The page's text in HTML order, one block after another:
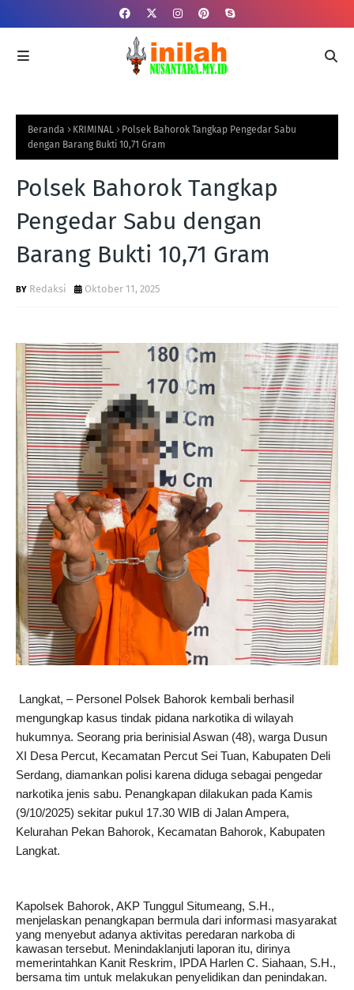
Beranda KRIMINAL
Polsek Bahorok Tangkap Pengedar Sabu
dengan Barang Bukti 10,71 Gram
Polsek Bahorok Tangkap
Pengedar Sabu dengan
Barang Bukti 10,71 Gram
Redaksi Oktober 11, 2025
Langkat, – Personel Polsek Bahorok kembali berhasil
mengungkap kasus tindak pidana narkotika di wilayah
hukumnya. Seorang pria berinisial Aswan (48), warga Dusun
XI Desa Percut, Kecamatan Percut Sei Tuan, Kabupaten Deli
Serdang, diamankan polisi karena diduga sebagai pengedar
narkotika jenis sabu. Penangkapan dilakukan pada Kamis
(9/10/2025) sekitar pukul 17.30 WIB di Jalan Ampera,
Kelurahan Pekan Bahorok, Kecamatan Bahorok, Kabupaten
Langkat.
Kapolsek Bahorok, AKP Tunggul Situmeang, S.H.,
menjelaskan penangkapan bermula dari informasi masyarakat
yang menyebut adanya aktivitas peredaran narkoba di
kawasan tersebut. Menindaklanjuti laporan itu, dirinya
memerintahkan Kanit Reskrim, IPDA Harlen C. Siahaan, S.H.,
bersama tim untuk melakukan penyelidikan dan penindakan.